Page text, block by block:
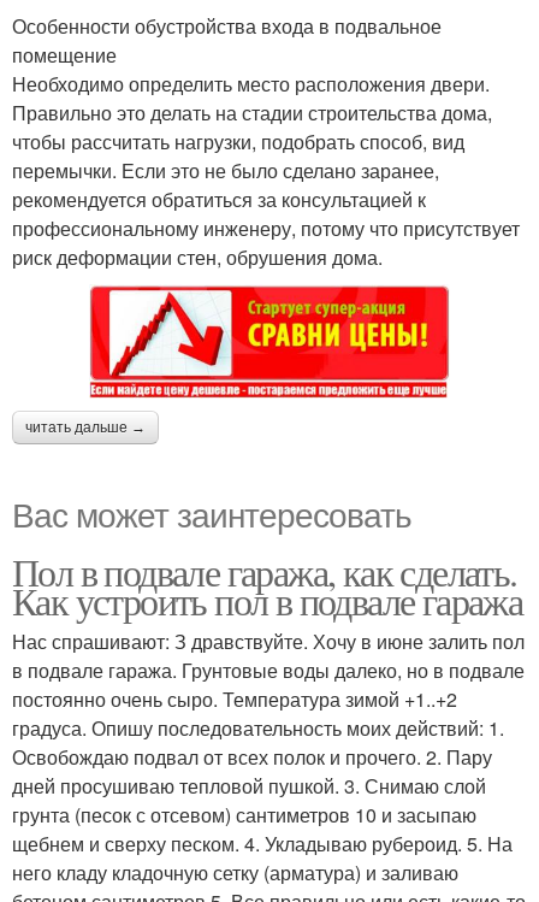
Особенности обустройства входа в подвальное
помещение
Необходимо определить место расположения двери.
Правильно это делать на стадии строительства дома,
чтобы рассчитать нагрузки, подобрать способ, вид
перемычки. Если это не было сделано заранее,
рекомендуется обратиться за консультацией к
профессиональному инженеру, потому что присутствует
риск деформации стен, обрушения дома.
читать дальше →
Вас может заинтересовать
Пол в подвале гаража, как сделать.
Как устроить пол в подвале гаража
Нас спрашивают: З дравствуйте. Хочу в июне залить пол
в подвале гаража. Грунтовые воды далеко, но в подвале
постоянно очень сыро. Температура зимой +1..+2
градуса. Опишу последовательность моих действий: 1.
Освобождаю подвал от всех полок и прочего. 2. Пару
дней просушиваю тепловой пушкой. 3. Снимаю слой
грунта (песок с отсевом) сантиметров 10 и засыпаю
щебнем и сверху песком. 4. Укладываю рубероид. 5. На
него кладу кладочную сетку (арматура) и заливаю